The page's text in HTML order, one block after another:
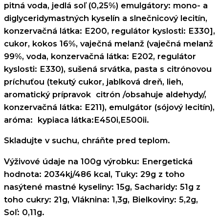
pitná voda, jedlá soľ (0,25%) emulgátory: mono- a
diglyceridymastných kyselín a slnečnicový lecitín,
konzervačná látka: E200, regulátor kyslosti: E330],
cukor, kokos 16%, vaječná melanž (vaječná melanž
99%, voda, konzervačná látka: E202, regulátor
kyslosti: E330), sušená srvátka, pasta s citrónovou
príchuťou (tekutý cukor, jablková dreň, lieh,
aromatický prípravok citrón /obsahuje aldehydy/,
konzervačná látka: E211), emulgátor (sójový lecitín),
aróma: kypiaca látka:E450i,E500ii.
Skladujte v suchu, chráňte pred teplom.
Výživové údaje na 100g výrobku: Energetická
hodnota: 2034kj/486 kcal, Tuky: 29g z toho
nasýtené mastné kyseliny: 15g, Sacharidy: 51g z
toho cukry: 21g, Vláknina: 1,3g, Bielkoviny: 5,2g,
Soľ: 0,11g.